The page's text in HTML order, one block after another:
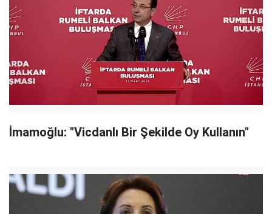
İmamoğlu: "Vicdanlı Bir Şekilde Oy Kullanın"